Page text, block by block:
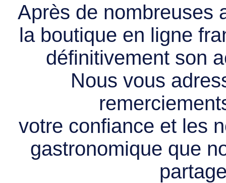
Après de nombreuses
la boutique en ligne
définitivement son
Nous vous
votre confiance et les
gastronomique que